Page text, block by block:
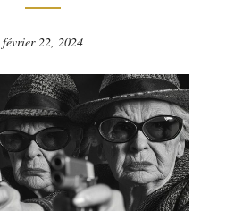
février 22, 2024